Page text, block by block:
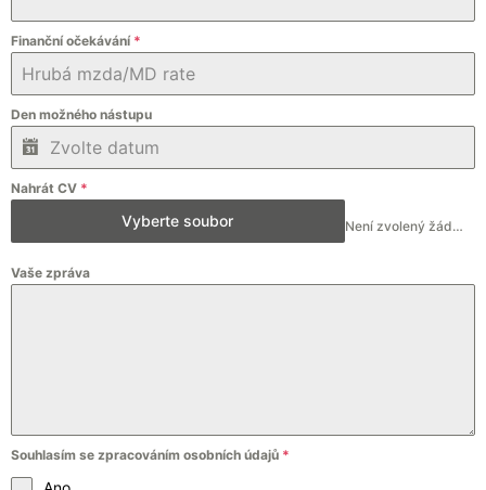
Finanční očekávání *
Den možného nástupu
Nahrát CV *
Vyberte soubor Není zvolený žádný soubor
Vaše zpráva
Souhlasím se zpracováním osobních údajů *